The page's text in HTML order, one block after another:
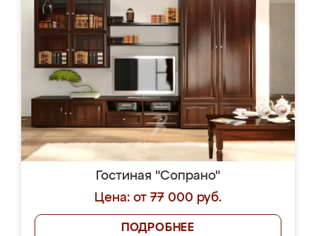
Гостиная "Сопрано"
Цена: от 77 000 руб.
ПОДРОБНЕЕ